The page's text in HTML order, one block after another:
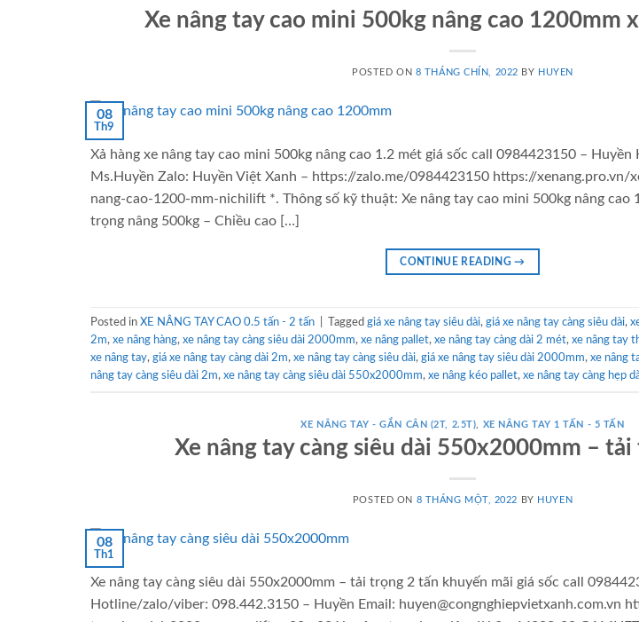
Xe nâng tay cao mini 500kg nâng cao 1200mm
POSTED ON 8 THÁNG CHÍN, 2022 BY HUYEN
08
Th9
Xả hàng xe nâng tay cao mini 500kg nâng cao 1.2 mét giá sốc call 0984423150 –
Ms.Huyền Zalo: Huyền Việt Xanh – https://zalo.me/0984423150 https://xenang.pro.vn/
nang-cao-1200-mm-nichilift *. Thông số kỹ thuật: Xe nâng tay cao mini 500kg nâng cao
trọng nâng 500kg – Chiều cao […]
CONTINUE READING→
Posted in XE NÂNG TAY CAO 0.5 tấn - 2 tấn Tagged giá xe nâng tay siêu dài, giá xe nâng tay càng siêu dài,
2m, xe nâng hàng, xe nâng tay càng siêu dài 2000mm, xe nâng pallet, xe nâng tay càng dài 2 mét, xe nâng tay
xe nâng tay, giá xe nâng tay càng dài 2m, xe nâng tay càng siêu dài, giá xe nâng tay siêu dài 2000mm, xe nâng
nâng tay càng siêu dài 2m, xe nâng tay càng siêu dài 550x2000mm, xe nâng kéo pallet, xe nâng tay càng hẹp
XE NÂNG TAY - GẮN CÂN (2T, 2.5T) XE NÂNG TAY 1 TẤN - 5 TẤN
Xe nâng tay càng siêu dài 550x2000mm –
POSTED ON 8 THÁNG MỘT, 2022 BY HUYEN
08
Th1
Xe nâng tay càng siêu dài 550x2000mm – tải trọng 2 tấn khuyến mãi giá sốc call
Hotline/zalo/viber: 098.442.3150 – Huyền Email: huyen@congnghiepvietxanh.com.vn